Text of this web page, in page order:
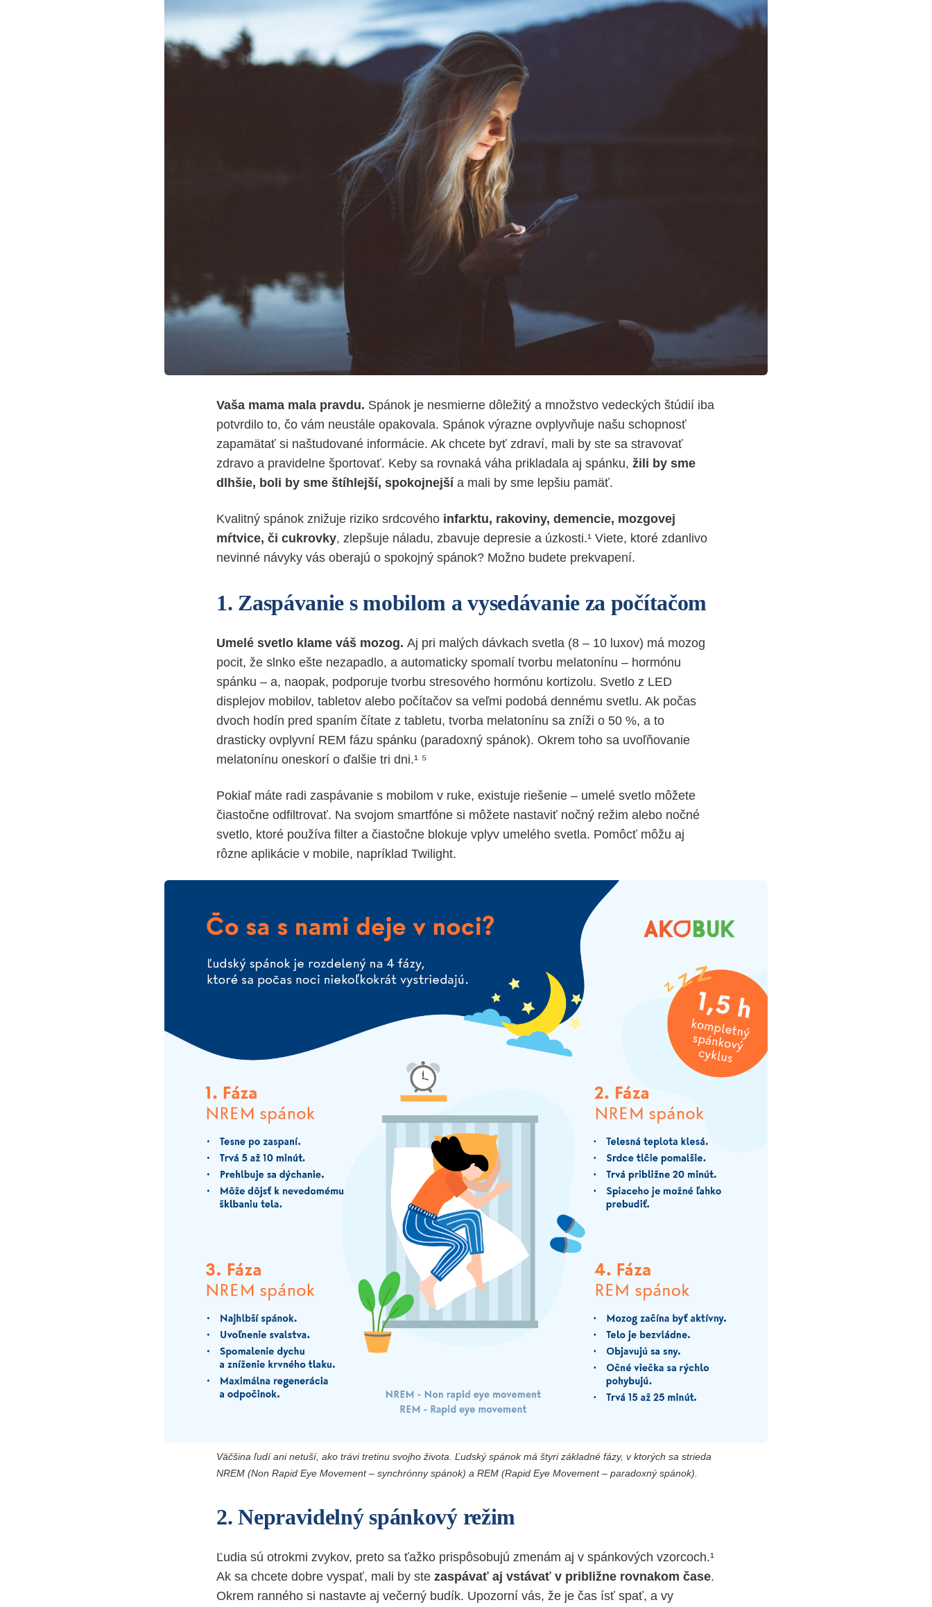
Vaša mama mala pravdu. Spánok je nesmierne dôležitý a množstvo vedeckých štúdií iba
potvrdilo to, čo vám neustále opakovala. Spánok výrazne ovplyvňuje našu schopnosť
zapamätať si naštudované informácie. Ak chcete byť zdraví, mali by ste sa stravovať
zdravo a pravidelne športovať. Keby sa rovnaká váha prikladala aj spánku, žili by sme
dlhšie, boli by sme štíhlejší, spokojnejší a mali by sme lepšiu pamäť.
Kvalitný spánok znižuje riziko srdcového infarktu, rakoviny, demencie, mozgovej
mŕtvice, či cukrovky, zlepšuje náladu, zbavuje depresie a úzkosti.¹ Viete, ktoré zdanlivo
nevinné návyky vás oberajú o spokojný spánok? Možno budete prekvapení.
1. Zaspávanie s mobilom a vysedávanie za počítačom
Umelé svetlo klame váš mozog. Aj pri malých dávkach svetla (8 – 10 luxov) má mozog
pocit, že slnko ešte nezapadlo, a automaticky spomalí tvorbu melatonínu – hormónu
spánku – a, naopak, podporuje tvorbu stresového hormónu kortizolu. Svetlo z LED
displejov mobilov, tabletov alebo počítačov sa veľmi podobá dennému svetlu. Ak počas
dvoch hodín pred spaním čítate z tabletu, tvorba melatonínu sa zníži o 50 %, a to
drasticky ovplyvní REM fázu spánku (paradoxný spánok). Okrem toho sa uvoľňovanie
melatonínu oneskorí o ďalšie tri dni.¹ ⁵
Pokiaľ máte radi zaspávanie s mobilom v ruke, existuje riešenie – umelé svetlo môžete
čiastočne odfiltrovať. Na svojom smartfóne si môžete nastaviť nočný režim alebo nočné
svetlo, ktoré používa filter a čiastočne blokuje vplyv umelého svetla. Pomôcť môžu aj
rôzne aplikácie v mobile, napríklad Twilight.
Väčšina ľudí ani netuší, ako trávi tretinu svojho života. Ľudský spánok má štyri základné fázy, v ktorých sa strieda
NREM (Non Rapid Eye Movement – synchrónny spánok) a REM (Rapid Eye Movement – paradoxný spánok).
2. Nepravidelný spánkový režim
Ľudia sú otrokmi zvykov, preto sa ťažko prispôsobujú zmenám aj v spánkových vzorcoch.¹
Ak sa chcete dobre vyspať, mali by ste zaspávať aj vstávať v približne rovnakom čase.
Okrem ranného si nastavte aj večerný budík. Upozorní vás, že je čas ísť spať, a vy